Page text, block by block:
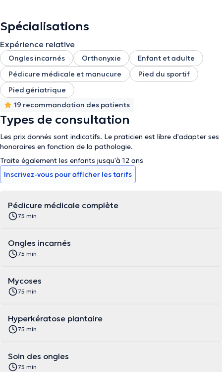
Spécialisations
Expérience relative
Ongles incarnés Orthonyxie
Enfant et adulte
Pédicure médicale et manucure
Pied du sportif
Pied gériatrique
19 recommandation des patients
Types de consultation
Les prix donnés sont indicatifs. Le praticien est libre d'adapter ses
honoraires en fonction de la pathologie.
Traite également les enfants jusqu'à 12 ans
Inscrivez-vous pour afficher les tarifs
Pédicure médicale complète
75 min
Ongles incarnés
75 min
Mycoses
75 min
Hyperkératose plantaire
75 min
Soin des ongles
75 min